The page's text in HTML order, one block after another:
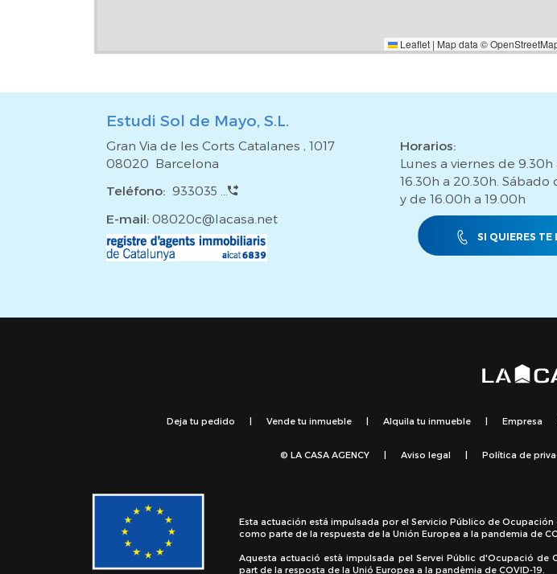
Leaflet | Map data ©
Estudi Sol de Mayo, S.L.
Gran Via de les Corts Catalanes , 1017
08020 Barcelona
Teléfono: 933035 ...
E-mail: 08020c@lacasa.net
Horarios:
Lunes a viernes de 9.30h
16.30h a 20.30h. Sábado
y de 16.00h a 19.00h
SI QUIERES TE
Deja tu pedido Vende tu inmueble Alquila tu inmueble Empresa
© LA CASA AGENCY Aviso legal Política de
Esta actuación está impulsada por el Servicio Público de
como parte de la respuesta de la Unión Europea a la pandemia de
Aquesta actuació està impulsada pel Servei Públic d'Ocupació de
part de la resposta de la Unió Europea a la pandèmia de COVID-19.